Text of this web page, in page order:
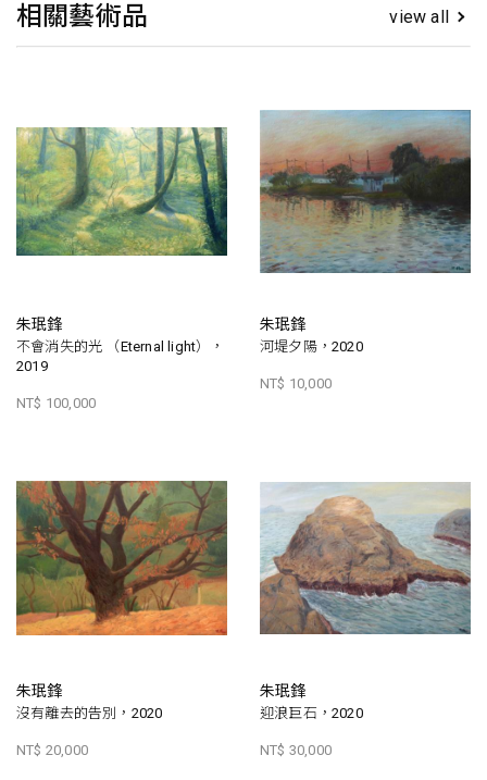
相關藝術品 view all
朱珉鋒
不會消失的光 （Eternal light），
2019
NT$ 100,000
朱珉鋒
河堤夕陽，2020
NT$ 10,000
朱珉鋒
沒有離去的告別，2020
NT$ 20,000
朱珉鋒
迎浪巨石，2020
NT$ 30,000